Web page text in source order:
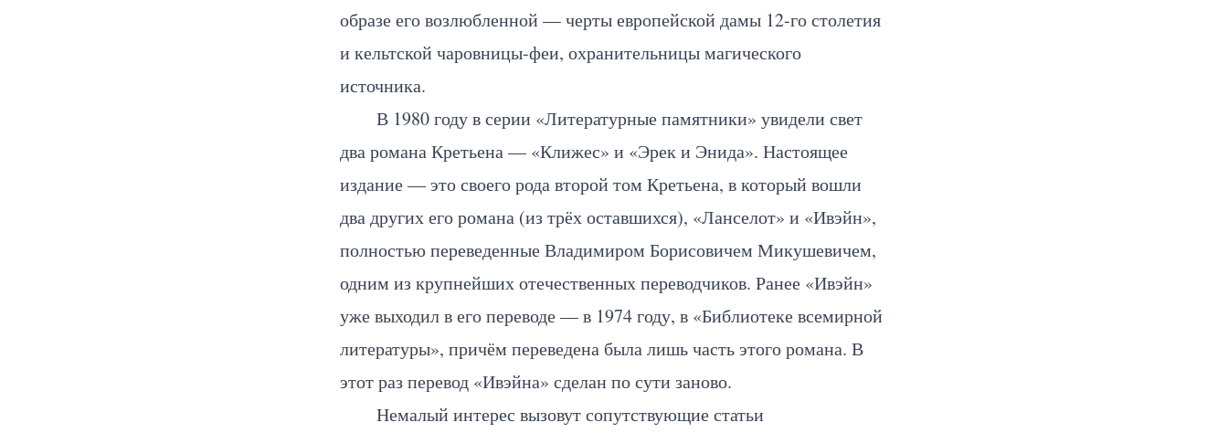
образе его возлюбленной — черты европейской дамы 12-го столетия
и кельтской чаровницы-феи, охранительницы магического
источника.
В 1980 году в серии «Литературные памятники» увидели свет
два романа Кретьена — «Клижес» и «Эрек и Энида». Настоящее
издание — это своего рода второй том Кретьена, в который вошли
два других его романа (из трёх оставшихся), «Ланселот» и «Ивэйн»,
полностью переведенные Владимиром Борисовичем Микушевичем,
одним из крупнейших отечественных переводчиков. Ранее «Ивэйн»
уже выходил в его переводе — в 1974 году, в «Библиотеке всемирной
литературы», причём переведена была лишь часть этого романа. В
этот раз перевод «Ивэйна» сделан по сути заново.
Немалый интерес вызовут сопутствующие статьи